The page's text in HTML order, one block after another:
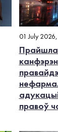
01 July
Прайшла
правоў